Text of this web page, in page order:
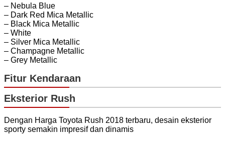
– Nebula Blue
– Dark Red Mica Metallic
– Black Mica Metallic
– White
– Silver Mica Metallic
– Champagne Metallic
– Grey Metallic
Fitur Kendaraan
Eksterior Rush
Dengan Harga Toyota Rush 2018 terbaru, desain eksterior
sporty semakin impresif dan dinamis